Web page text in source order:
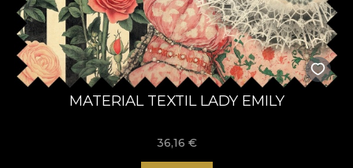
MATERIAL TEXTIL LADY EMILY
36,16 €